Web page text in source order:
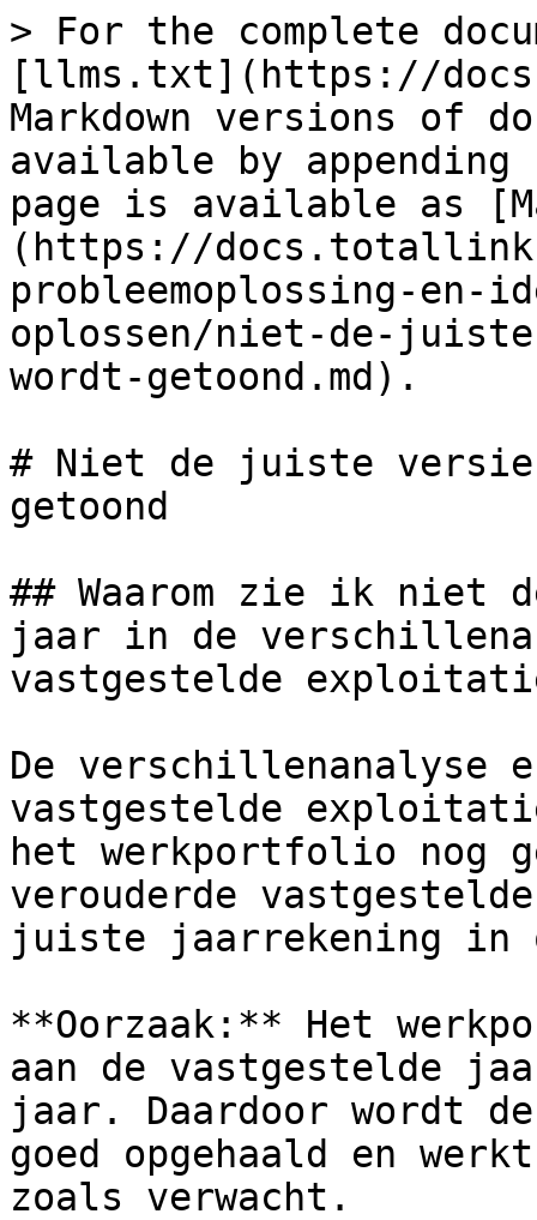
> For the complete
[llms.txt](https://
Markdown versions of
available by
page is available as
(https://
probleemoplossing-en-
oplossen/niet-de-
wordt-getoond.md).
# Niet de juiste
getoond
## Waarom zie ik niet
jaar in de
vastgestelde
De verschillenanalyse
vastgestelde
het werkportfolio nog
verouderde
juiste jaarrekening in
**Oorzaak:** Het
aan de vastgestelde
jaar. Daardoor wordt
goed opgehaald en
zoals verwacht.